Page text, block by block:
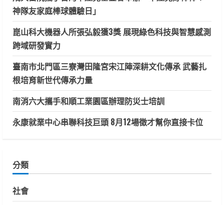
神隊友家庭棒球體驗日」
崑山科大機器人所張弘毅獲3獎 展現綠色科技與智慧感測
跨域研發實力
臺南市北門區三寮灣田隆宮宋江陣深耕文化傳承 武藝扎
根培育新世代傳承力量
南消六大攜手和順工業園區辦理防災士培訓
永康就業中心串聯科技巨頭 8月12場徵才幫你直接卡位
分類
社會